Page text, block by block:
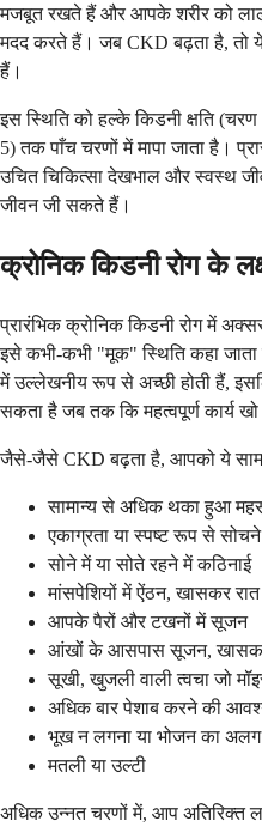
मजबूत रखते हैं और आपके शरीर को
मदद करते हैं। जब CKD बढ़ता है, तो ये
हैं।
इस स्थिति को हल्के किडनी क्षति
5) तक पाँच चरणों में मापा जाता है।
उचित चिकित्सा देखभाल और स्वस्थ
जीवन जी सकते हैं।
क्रोनिक किडनी रोग के
प्रारंभिक क्रोनिक किडनी रोग में
इसे कभी-कभी "मूक" स्थिति कहा
में उल्लेखनीय रूप से अच्छी होती हैं,
सकता है जब तक कि महत्वपूर्ण कार्य खो
जैसे-जैसे CKD बढ़ता है, आपको ये
सामान्य से अधिक थका हुआ
एकाग्रता या स्पष्ट रूप से सोचने
सोने में या सोते रहने में कठिनाई
मांसपेशियों में ऐंठन, खासकर
आपके पैरों और टखनों में सूजन
आंखों के आसपास सूजन,
सूखी, खुजली वाली त्वचा जो
अधिक बार पेशाब करने की
भूख न लगना या भोजन का अलग
मतली या उल्टी
अधिक उन्नत चरणों में, आप अतिरिक्त